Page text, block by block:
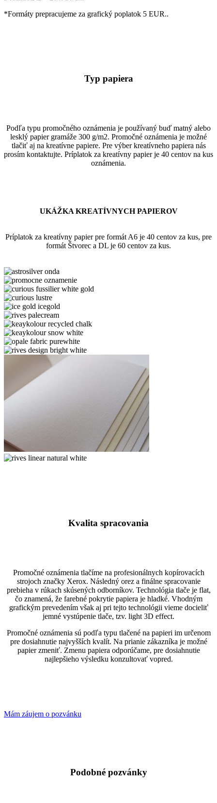
*Formáty prepracujeme za grafický poplatok 5 EUR..
Typ papiera
Podľa typu promočného oznámenia je používaný buď matný alebo
lesklý papier gramáže 300 g/m2. Promočné oznámenia je možné
tlačiť aj na kreatívne papiere. Pre výber kreatívneho papiera nás
prosím kontaktujte. Príplatok za kreatívny papier je 40 centov na kus
oznámenia.
UKÁŽKA KREATÍVNYCH PAPIEROV
Príplatok za kreatívny papier pre formát A6 je 40 centov za kus, pre
formát Štvorec a DL je 60 centov za kus.
astrosilver
onda
astrosilver-
orion
curious
fussilier
white
gold
curious
lustre
ice
gold
icegold
rives
palecream
keaykolour
recycled
chalk
keaykolour
snow
opale
rives
Kvalita spracovania
Promočné oznámenia tlačíme na profesionálnych kopírovacích
strojoch značky Xerox. Následný orez a finálne spracovanie
prebieha v rúkach skúsených odborníkov. Technológia tlače je flat,
čo znamená, že farebné pokrytie papiera je hladké. Vhodným
grafickým prevedením však aj pri tejto technológii vieme docieliť
jemné vystúpenie tlače, tzv. light 3D effect.
Promočné oznámenia sú podľa typu tlačené na papieri im určenom
pre dosiahnutie najvyšších kvalít. Na prianie zákazníka je možné
papier zmeniť. Zmenu papiera odporúčame, pre dosiahnutie
najlepšieho výsledku konzultovať vopred.
Mám záujem o pozvánku
Podobné pozvánky